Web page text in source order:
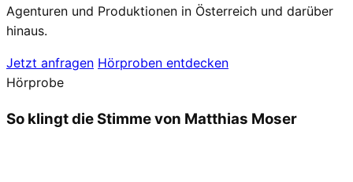
Agenturen und Produktionen in Österreich und darüber
hinaus.
Jetzt anfragen Hörproben entdecken
Hörprobe
So klingt die Stimme von Matthias Moser